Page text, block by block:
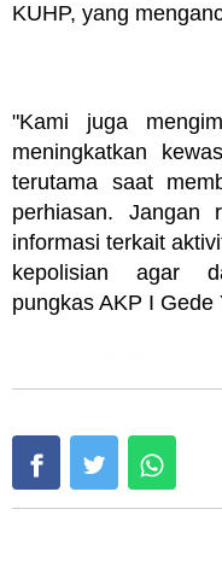
KUHP, yang
"Kami juga
meningkatkan
terutama saat
perhiasan. Jangan
informasi terkait
kepolisian agar
pungkas AKP I Gede